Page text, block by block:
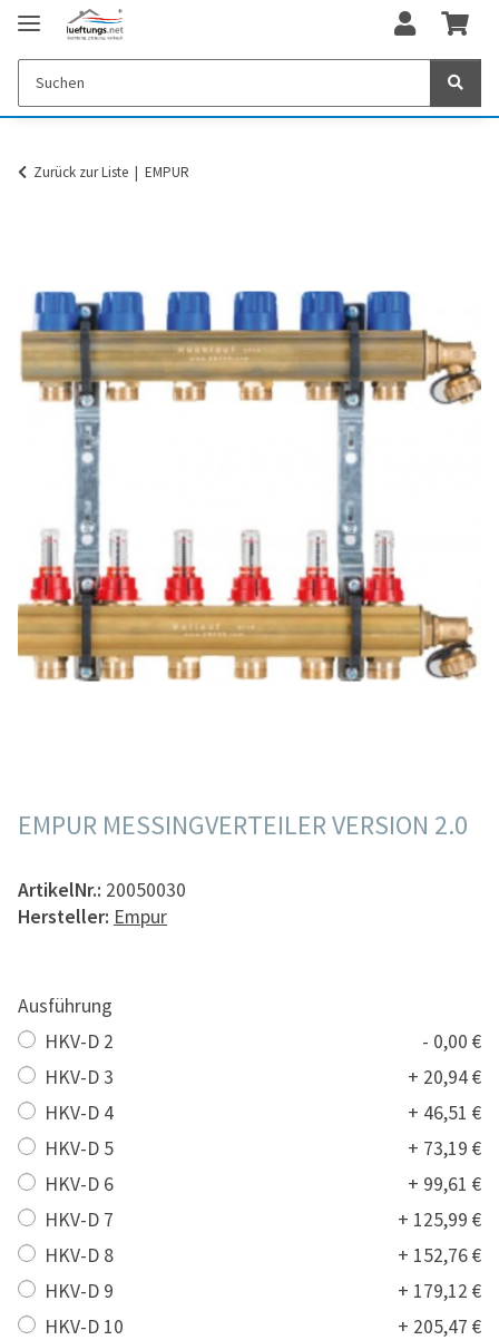
Zurück zur Liste EMPUR
EMPUR MESSINGVERTEILER VERSION 2.0
ArtikelNr.: 20050030
Hersteller: Empur
Ausführung
HKV-D 2
- 0,00 €
HKV-D 3
+ 20,94 €
HKV-D 4
+ 46,51 €
HKV-D 5
+ 73,19 €
HKV-D 6
+ 99,61 €
HKV-D 7
+ 125,99 €
HKV-D 8
+ 152,76 €
HKV-D 9
+ 179,12 €
HKV-D 10
+ 205,47 €